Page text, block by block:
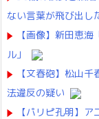
ない言葉が飛び出
【画像】新田恵
ル」
【文春砲】松山
法違反の疑い
【パリピ孔明】